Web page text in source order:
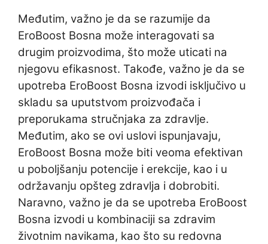
Međutim, važno je da se razumije da
EroBoost Bosna može interagovati sa
drugim proizvodima, što može uticati na
njegovu efikasnost. Takođe, važno je da se
upotreba EroBoost Bosna izvodi isključivo u
skladu sa uputstvom proizvođača i
preporukama stručnjaka za zdravlje.
Međutim, ako se ovi uslovi ispunjavaju,
EroBoost Bosna može biti veoma efektivan
u poboljšanju potencije i erekcije, kao i u
održavanju opšteg zdravlja i dobrobiti.
Naravno, važno je da se upotreba EroBoost
Bosna izvodi u kombinaciji sa zdravim
životnim navikama, kao što su redovna